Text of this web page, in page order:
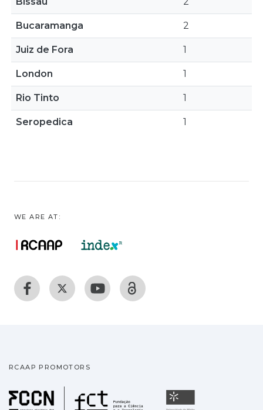
Bucaramanga 2
Juiz de Fora 1
London 1
Rio Tinto 1
Seropedica 1
WE ARE AT:
RCAAP PROMOTORS
Fundação para a